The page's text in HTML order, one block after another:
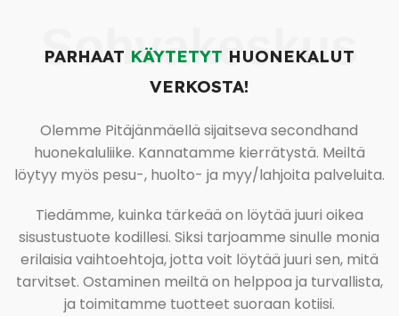
Sohvakeskus
PARHAAT KÄYTETYT HUONEKALUT
VERKOSTA!
Olemme Pitäjänmäellä sijaitseva secondhand
huonekaluliike. Kannatamme kierrätystä. Meiltä
löytyy myös pesu-, huolto- ja myy/lahjoita palveluita.
Tiedämme, kuinka tärkeää on löytää juuri oikea
sisustustuote kodillesi. Siksi tarjoamme sinulle monia
erilaisia vaihtoehtoja, jotta voit löytää juuri sen, mitä
tarvitset. Ostaminen meiltä on helppoa ja turvallista,
ja toimitamme tuotteet suoraan kotiisi.